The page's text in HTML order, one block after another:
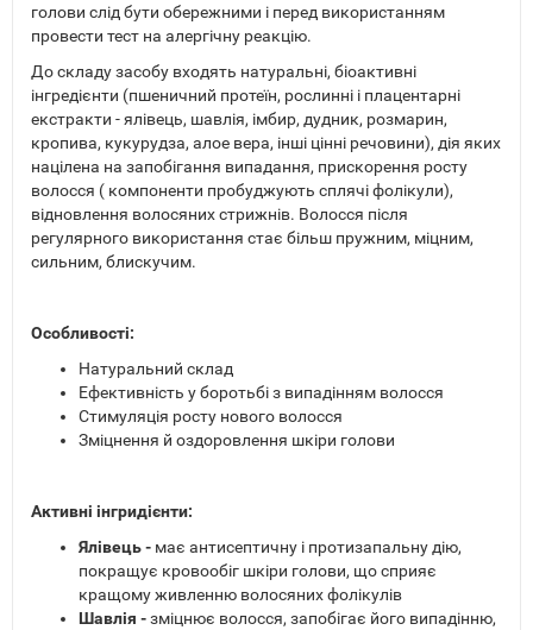
голови слід бути обережними і перед використанням
провести тест на алергічну реакцію.
До складу засобу входять натуральні, біоактивні
інгредієнти (пшеничний протеїн, рослинні і плацентарні
екстракти - ялівець, шавлія, імбир, дудник, розмарин,
кропива, кукурудза, алое вера, інші цінні речовини), дія яких
націлена на запобігання випадання, прискорення росту
волосся ( компоненти пробуджують сплячі фолікули),
відновлення волосяних стрижнів. Волосся після
регулярного використання стає більш пружним, міцним,
сильним, блискучим.
Особливості:
Натуральний склад
Ефективність у боротьбі з випадінням волосся
Стимуляція росту нового волосся
Зміцнення й оздоровлення шкіри голови
Активні інгридієнти:
Ялівець - має антисептичну і протизапальну дію,
покращує кровообіг шкіри голови, що сприяє
кращому живленню волосяних фолікулів
Шавлія -зміцнює волосся, запобігає його випадінню,